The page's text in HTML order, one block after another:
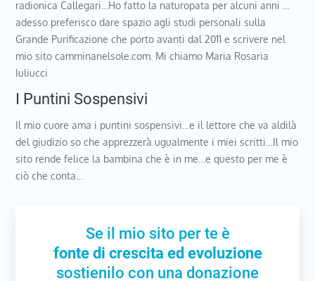
radionica Callegari…Ho fatto la naturopata per alcuni anni …
adesso preferisco dare spazio agli studi personali sulla
Grande Purificazione che porto avanti dal 2011 e scrivere nel
mio sito camminanelsole.com. Mi chiamo Maria Rosaria
Iuliucci
I Puntini Sospensivi
Il mio cuore ama i puntini sospensivi…e il lettore che va aldilà
del giudizio so che apprezzerà ugualmente i miei scritti…Il mio
sito rende felice la bambina che è in me…e questo per me è
ciò che conta…
Se il mio sito per te è
fonte di crescita ed evoluzione
sostienilo con una donazione